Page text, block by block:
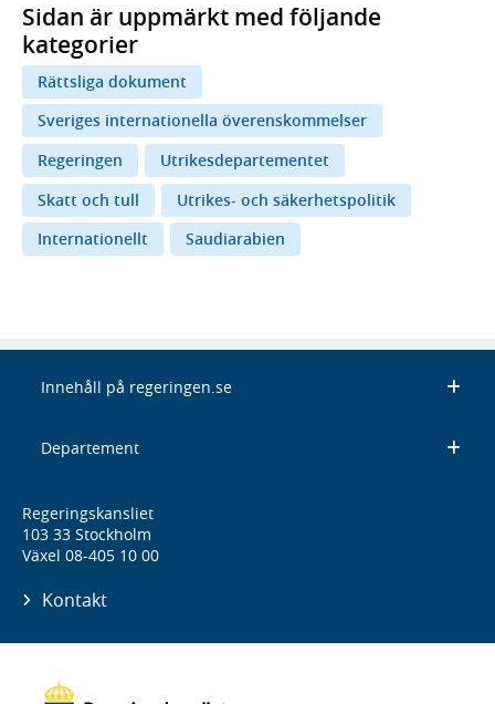
Sidan är uppmärkt med följande
kategorier
Rättsliga dokument
Sveriges internationella överenskommelser
Regeringen
Utrikesdepartementet
Skatt och tull
Utrikes- och säkerhetspolitik
Internationellt
Saudiarabien
Innehåll på regeringen.se
Departement
Regeringskansliet
103 33 Stockholm
Växel 08-405 10 00
Kontakt